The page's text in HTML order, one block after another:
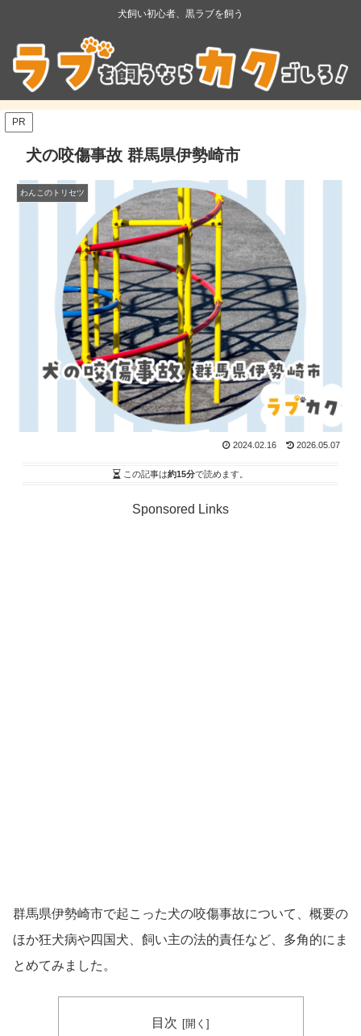
犬飼い初心者、黒ラブを飼う
PR
犬の咬傷事故 群馬県伊勢崎市
わんこのトリセツ
2024.02.16 2026.05.07
この記事は約15分で読めます。
Sponsored Links
群馬県伊勢崎市で起こった犬の咬傷事故について、概要の
ほか狂犬病や四国犬、飼い主の法的責任など、多角的にま
とめてみました。
目次